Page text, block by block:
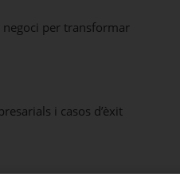
per transformar
i casos d’èxit